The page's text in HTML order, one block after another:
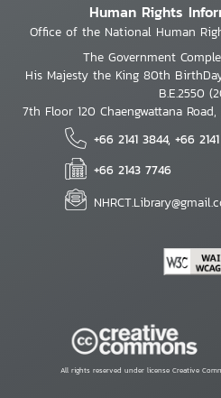
Human Rights
Office of the National Human
The Government
His Majesty the King 80th
B.E.2550
7th Floor 120 Chaengwattana
+66 2141 3844, +66
+66 2143 7746
All rights reserved under license Creative